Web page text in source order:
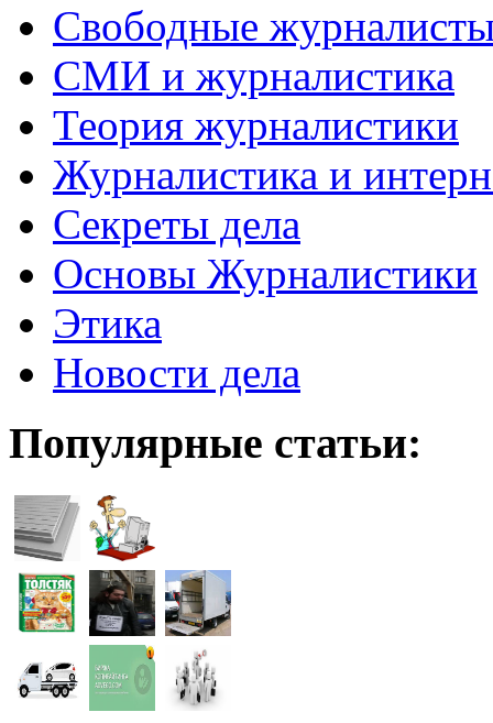
Свободные
СМИ и журналистика
Теория журналистики
Журналистика и
Секреты дела
Основы Журналистики
Этика
Новости дела
Популярные статьи: